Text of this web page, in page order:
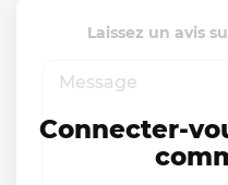
Laissez un avis
Connecter-